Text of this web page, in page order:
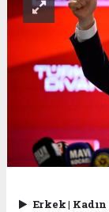
Erkek| Kadın